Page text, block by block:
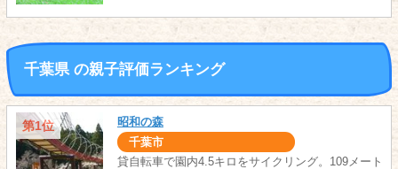
千葉県 の親子評価ランキング
第1位 昭和の森
千葉市
貸自転車で園内4.5キロをサイクリング。109メート